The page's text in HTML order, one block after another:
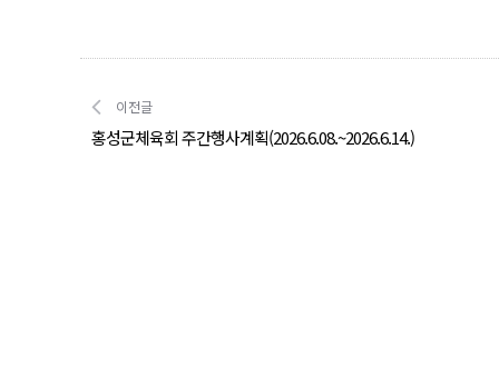
이전글
홍성군체육회 주간행사계획(2026.6.08.~2026.6.14.)